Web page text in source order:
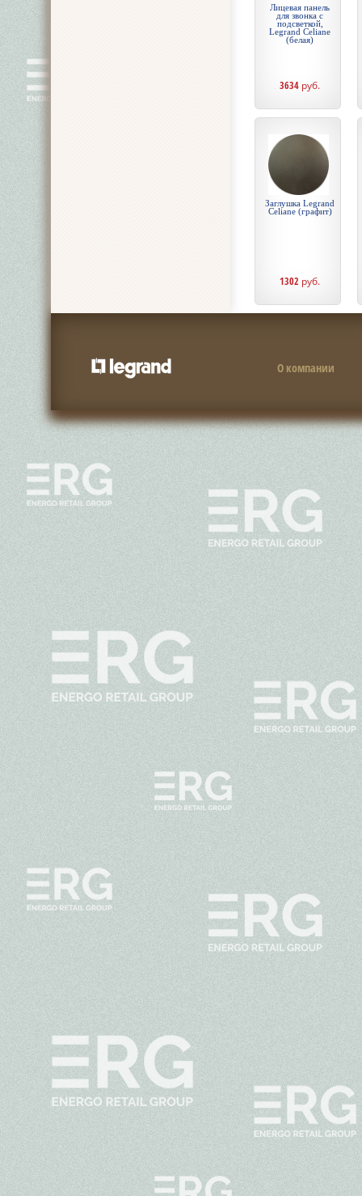
Лицевая панель
для звонка с
подсветкой,
Legrand Celiane
(белая)
3634 руб.
Заглушка Legrand
Celiane (графит)
1302 руб.
О компании